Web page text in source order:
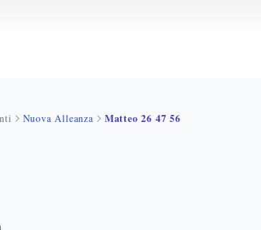
Nuova Alleanza Matteo 26 47 56